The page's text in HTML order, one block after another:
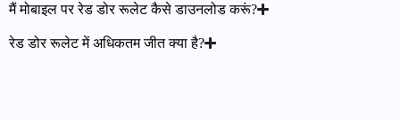
मैं मोबाइल पर रेड डोर रूलेट कैसे डाउनलोड करूं?
रेड डोर रूलेट में अधिकतम जीत क्या है?